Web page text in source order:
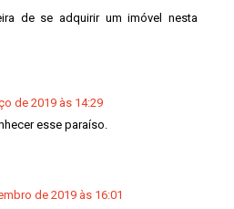
de se adquirir um imóvel nesta
de 2019 às 14:29
esse paraíso.
de 2019 às 16:01